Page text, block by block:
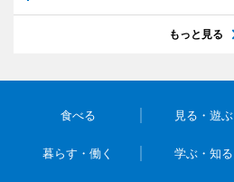
もっと見る
食べる 見る・遊ぶ
暮らす・働く 学ぶ・知る